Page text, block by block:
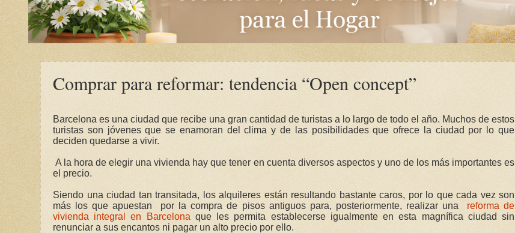
Comprar para reformar: tendencia “Open concept”
Barcelona es una ciudad que recibe una gran cantidad de turistas a lo largo de todo el año. Muchos de estos
turistas son jóvenes que se enamoran del clima y de las posibilidades que ofrece la ciudad por lo que
deciden quedarse a vivir.
A la hora de elegir una vivienda hay que tener en cuenta diversos aspectos y uno de los más importantes es
el precio.
Siendo una ciudad tan transitada, los alquileres están resultando bastante caros, por lo que cada vez son
más los que apuestan por la compra de pisos antiguos para, posteriormente, realizar una reforma de
vivienda integral en Barcelona que les permita establecerse igualmente en esta magnífica ciudad sin
renunciar a sus encantos ni pagar un alto precio por ello.